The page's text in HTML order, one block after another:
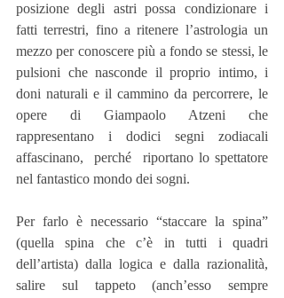
posizione degli astri possa condizionare i
fatti terrestri, fino a ritenere l’astrologia un
mezzo per conoscere più a fondo se stessi, le
pulsioni che nasconde il proprio intimo, i
doni naturali e il cammino da percorrere, le
opere di Giampaolo Atzeni che
rappresentano i dodici segni zodiacali
affascinano,  perché  riportano lo spettatore
nel fantastico mondo dei sogni.
Per farlo è necessario “staccare la spina”
(quella spina che c’è in tutti i quadri
dell’artista) dalla logica e dalla razionalità,
salire sul tappeto (anch’esso sempre